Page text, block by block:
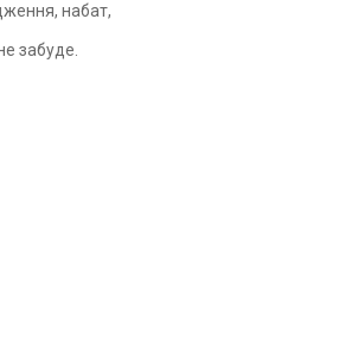
набат,
забуде.